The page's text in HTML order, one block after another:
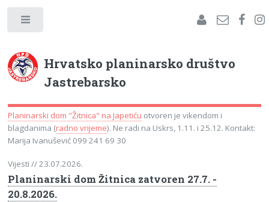
Hrvatsko planinarsko društvo
Jastrebarsko
Planinarski dom "Žitnica" na Japetiću otvoren je vikendom i
blagdanima (radno vrijeme). Ne radi na Uskrs, 1.11. i 25.12. Kontakt:
Marija Ivanušević 099 241 69 30
Vijesti// 23.07.2026.
Planinarski dom Žitnica zatvoren 27.7. -
20.8.2026.